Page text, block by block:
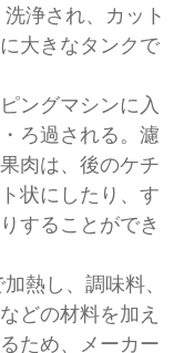
浄され、カット
大きなタンクで
ングマシンに入
ろ過される。濾
肉は、後のケチ
状にしたり、す
することができ
熱し、調味料、
どの材料を加え
ため、メーカー